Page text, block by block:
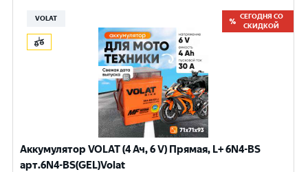
VOLAT
СЕГОДНЯ СО
СКИДКОЙ
Аккумулятор VOLAT (4 Ач, 6 V) Прямая, L+ 6N4-BS
арт.6N4-BS(GEL)Volat